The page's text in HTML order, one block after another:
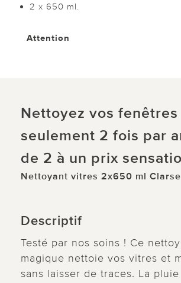
2 x 650 ml.
Attention
Nettoyez vos fenêtres
seulement 2 fois par
de 2 à un prix
Nettoyant vitres 2x650 ml
Descriptif
Testé par nos soins ! Ce
magique nettoie vos vitres et
sans laisser de traces. La pluie